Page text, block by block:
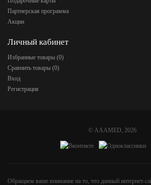
Партнерская программа
Акции
Личный кабинет
Избранные товары (0)
Сравнить товары (0)
Вход
Регистрация
© AAAMED, 2026
Обращаем ваше внимание на то, что данный интернет-